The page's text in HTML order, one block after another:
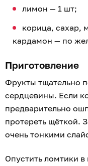
лимон — 1 шт;
корица, сахар,
кардамон — по
Приготовление
Фрукты тщательно
сердцевины. Если
предварительно
протереть щёткой.
очень тонкими
Опустить ломтики